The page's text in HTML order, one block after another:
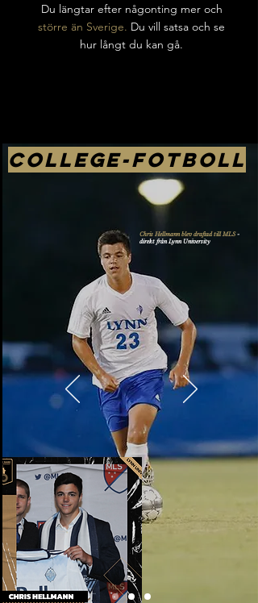
Du längtar efter någonting mer och
större än Sverige. ​Du vill satsa och se
hur långt du kan gå.
COLLEGE-FOTBOLL
Chris Hellmann blev draftad till MLS-
direkt från Lynn University